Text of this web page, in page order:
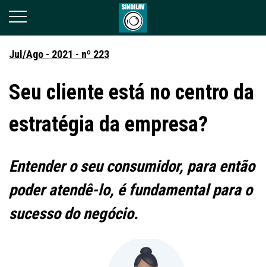
Jul/Ago - 2021 - nº 223
Seu cliente está no centro da
estratégia da empresa?
Entender o seu consumidor, para então
poder atendê-lo, é fundamental para o
sucesso do negócio.